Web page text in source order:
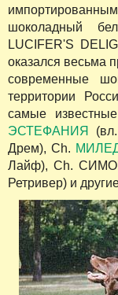
шоколадный
LUCIFER'S
оказался весьма
современные
территории
самые
ЭСТЕФАНИЯ
Дрем), Ch.
Лайф), Ch.
Ретривер) и